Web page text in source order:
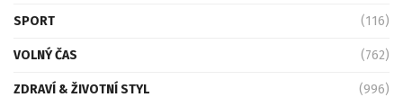
SPORT (116)
VOLNÝ ČAS (762)
ZDRAVÍ & ŽIVOTNÍ STYL (996)